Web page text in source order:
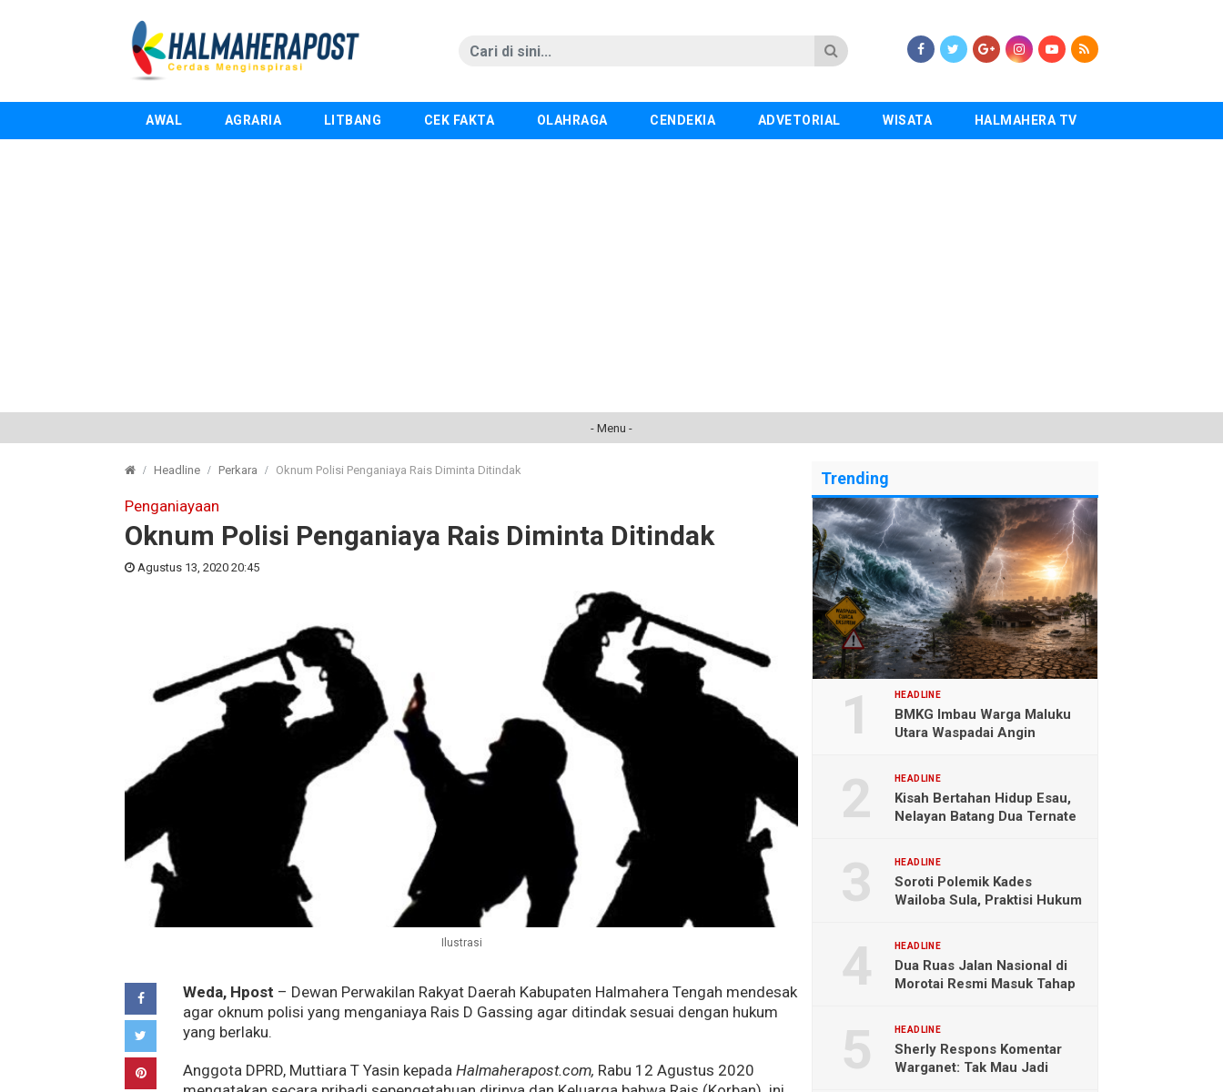
AWAL AGRARIA LITBANG CEK FAKTA OLAHRAGA CENDEKIA ADVETORIAL WISATA HALMAHERA TV
- Menu -
Headline Perkara Oknum Polisi Penganiaya Rais Diminta Ditindak
Penganiayaan
Oknum Polisi Penganiaya Rais Diminta Ditindak
Agustus 13, 2020 20:45
Ilustrasi
Weda, Hpost – Dewan Perwakilan Rakyat Daerah Kabupaten Halmahera Tengah mendesak
agar oknum polisi yang menganiaya Rais D Gassing agar ditindak sesuai dengan hukum
yang berlaku.
Anggota DPRD, Muttiara T Yasin kepadaHalmaherapost.com, Rabu 12 Agustus 2020
Trending
HEADLINE
BMKG Imbau Warga Maluku
Utara Waspadai Angin
HEADLINE
Kisah Bertahan Hidup Esau,
Nelayan Batang Dua Ternate
HEADLINE
Soroti Polemik Kades
Wailoba Sula, Praktisi Hukum
HEADLINE
Dua Ruas Jalan Nasional di
Morotai Resmi Masuk Tahap
HEADLINE
Sherly Respons Komentar
Warganet: Tak Mau Jadi